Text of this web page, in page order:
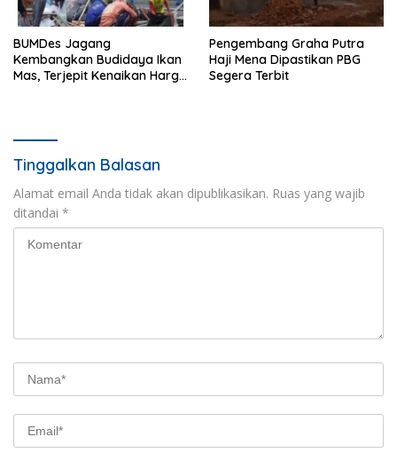
BUMDes Jagang
Kembangkan Budidaya Ikan
Mas, Terjepit Kenaikan Harga
Pengembang Graha Putra
Haji Mena Dipastikan PBG
Segera Terbit
Tinggalkan Balasan
Alamat email Anda tidak akan dipublikasikan. Ruas yang wajib
ditandai *